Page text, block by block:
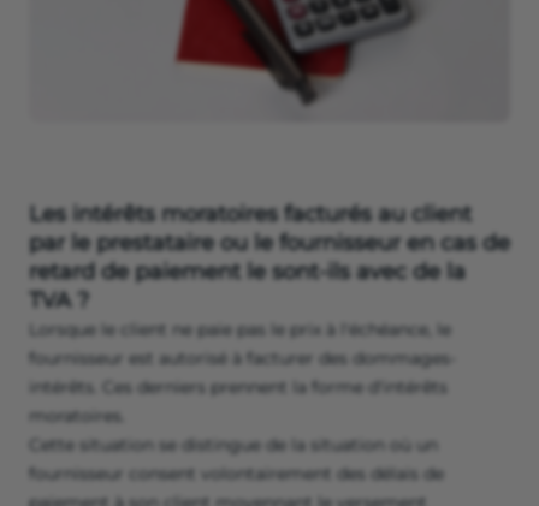
Les intérêts moratoires facturés au client
par le prestataire ou le fournisseur en cas de
retard de paiement le sont-ils avec de la
TVA ?
Lorsque le client ne paie pas le prix à l'échéance, le
fournisseur est autorisé à facturer des dommages-
intérêts. Ces derniers prennent la forme d'intérêts
moratoires.
Cette situation se distingue de la situation où un
fournisseur consent volontairement des délais de